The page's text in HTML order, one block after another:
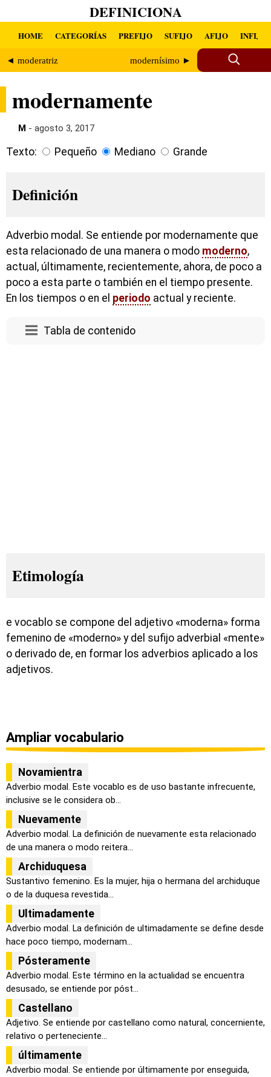
DEFINICIONA
HOME CATEGORÍAS PREFIJO SUFIJO AFIJO INFIJO
◄ moderatriz modernísimo ►
modernamente
M - agosto 3, 2017
Texto: Pequeño Mediano Grande
Definición
Adverbio modal. Se entiende por modernamente que
esta relacionado de una manera o modo moderno,
actual, últimamente, recientemente, ahora, de poco a
poco a esta parte o también en el tiempo presente.
En los tiempos o en el periodo actual y reciente.
Tabla de contenido
Etimología
e vocablo se compone del adjetivo «moderna» forma
femenino de «moderno» y del sufijo adverbial «mente»
o derivado de, en formar los adverbios aplicado a los
adjetivos.
Ampliar vocabulario
Novamientra
Adverbio modal. Este vocablo es de uso bastante infrecuente,
inclusive se le considera ob...
Nuevamente
Adverbio modal. La definición de nuevamente esta relacionado
de una manera o modo reitera...
Archiduquesa
Sustantivo femenino. Es la mujer, hija o hermana del archiduque
o de la duquesa revestida...
Ultimadamente
Adverbio modal. La definición de ultimadamente se define desde
hace poco tiempo, modernam...
Pósteramente
Adverbio modal. Este término en la actualidad se encuentra
desusado, se entiende por póst...
Castellano
Adjetivo. Se entiende por castellano como natural, concerniente,
relativo o perteneciente...
últimamente
Adverbio modal. Se entiende por últimamente por enseguida,